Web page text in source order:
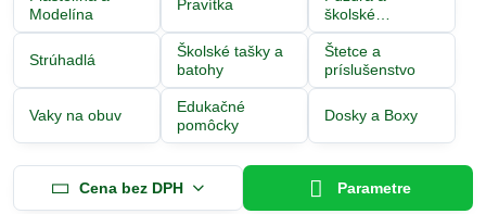
Modelína
Pravítka
školské
peračníky
Strúhadlá
Školské tašky a
batohy
Štetce a
príslušenstvo
Vaky na obuv
Edukačné
pomôcky
Dosky a Boxy
Cena bez DPH Parametre